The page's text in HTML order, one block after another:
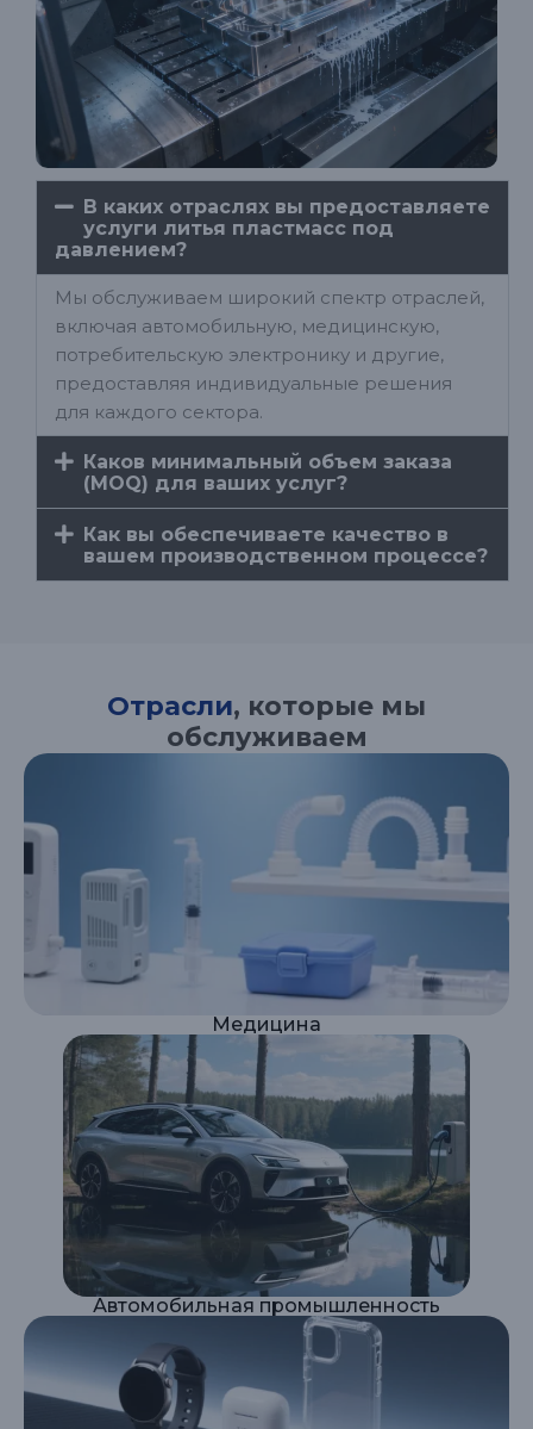
В каких отраслях вы предоставляете
услуги литья пластмасс под
давлением?
Мы обслуживаем широкий спектр отраслей,
включая автомобильную, медицинскую,
потребительскую электронику и другие,
предоставляя индивидуальные решения
для каждого сектора.
Каков минимальный объем заказа
(MOQ) для ваших услуг?
Как вы обеспечиваете качество в
вашем производственном процессе?
Отрасли, которые мы
обслуживаем
Медицина
Автомобильная промышленность